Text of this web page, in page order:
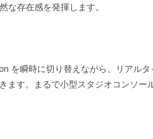
な存在感を発揮します。
を瞬時に切り替えながら、リアル
ます。まるで小型スタジオコンソー